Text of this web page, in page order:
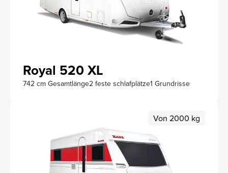
Royal 520 XL
742 cm Gesamtlänge2 feste schlafplätze1 Grundrisse
Von 2000 kg